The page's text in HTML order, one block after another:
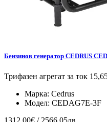
Бензинов генератор CEDRUS
Трифазен агрегат за ток
Марка: Cedrus
Модел: CEDAG7E-3F
1312.00€ / 2566.05лв.